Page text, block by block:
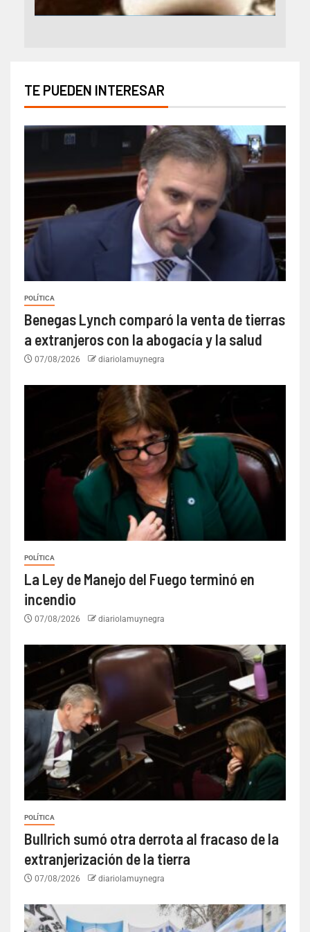
TE PUEDEN INTERESAR
POLÍTICA
Benegas Lynch comparó la venta de tierras
a extranjeros con la abogacía y la salud
07/08/2026 diariolamuynegra
POLÍTICA
La Ley de Manejo del Fuego terminó en
incendio
07/08/2026 diariolamuynegra
POLÍTICA
Bullrich sumó otra derrota al fracaso de la
extranjerización de la tierra
07/08/2026 diariolamuynegra